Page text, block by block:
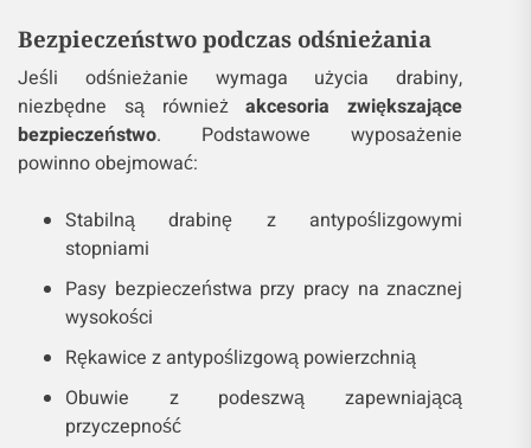
Bezpieczeństwo podczas odśnieżania
Jeśli odśnieżanie wymaga użycia drabiny,
niezbędne są równieżakcesoria zwiększające
bezpieczeństwo. Podstawowe wyposażenie
powinno obejmować:
Stabilną drabinę z antypoślizgowymi
stopniami
Pasy bezpieczeństwa przy pracy na znacznej
wysokości
Rękawice z antypoślizgową powierzchnią
Obuwie z podeszwą zapewniającą
przyczepność